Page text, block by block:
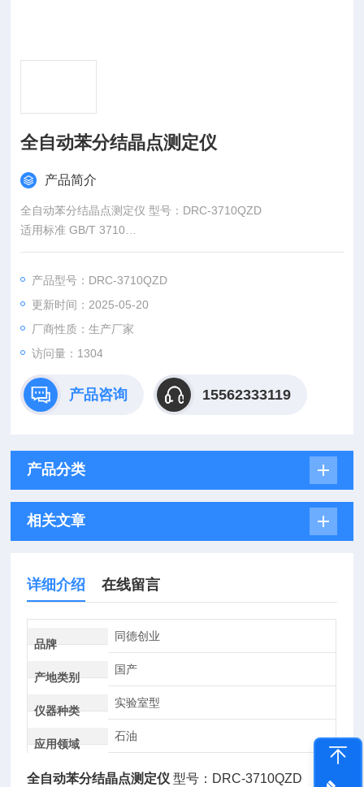
全自动苯分结晶点测定仪
产品简介
全自动苯分结晶点测定仪 型号：DRC-3710QZD
适用标准 GB/T 3710
本仪器依据中国石油行业标准GB/T 3710工业酚、苯分结晶点测
定方法等要求设计制造，适用于检测工业酚、苯分的结晶点。
产品型号：DRC-3710QZD
更新时间：2025-05-20
厂商性质：生产厂家
访问量：1304
产品咨询 15562333119
产品分类
相关文章
详细介绍 在线留言
品牌
同德创业
产地类别
国产
仪器种类
实验室型
应用领域
石油
全自动苯分结晶点测定仪 型号：DRC-3710QZD